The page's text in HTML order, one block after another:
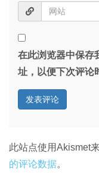
在此浏览器中保存
址，以便下次评论
此站点使用Akismet
的评论数据。